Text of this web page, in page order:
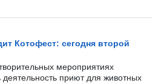
Котофест: сегодня второй
мероприятиях
приют для животных